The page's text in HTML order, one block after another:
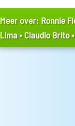
Meer over: Ronnie
Lima•Claudio Brito•